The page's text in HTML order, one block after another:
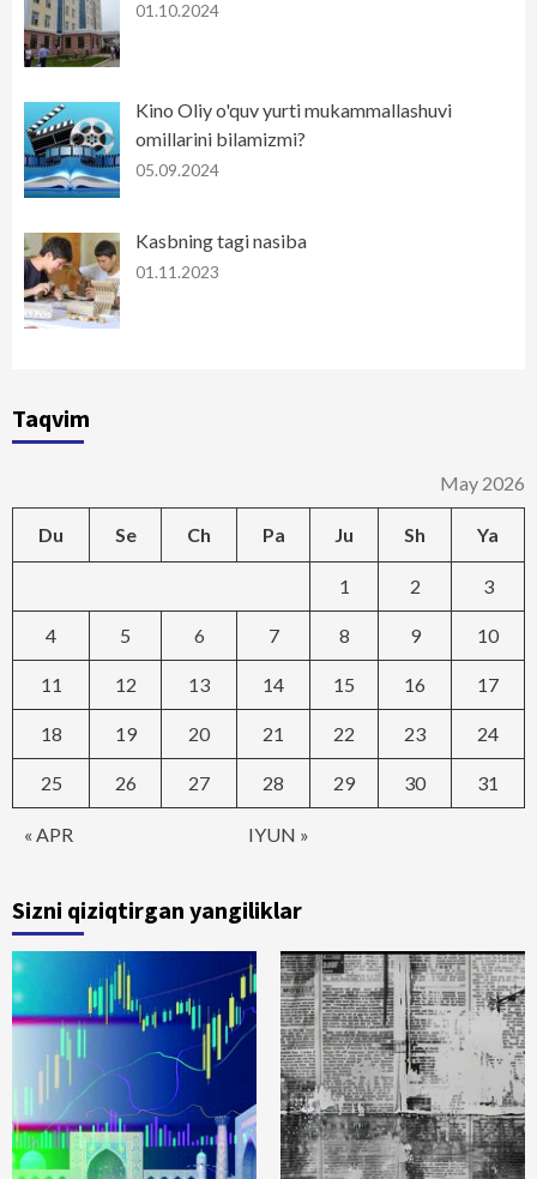
01.10.2024
Kino Oliy o'quv yurti mukammallashuvi
omillarini bilamizmi?
05.09.2024
Kasbning tagi nasiba
01.11.2023
Taqvim
May 2026
Du Se Ch Pa Ju Sh Ya
« APR IYUN »
1 2 3
4 5 6 7 8 9 10
11 12 13 14 15 16 17
18 19 20 21 22 23 24
25 26 27 28 29 30 31
Sizni qiziqtirgan yangiliklar